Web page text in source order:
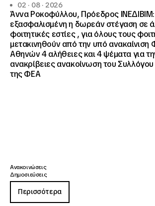
02 · 08 · 2026
Άννα Ροκοφύλλου, Πρόεδρος ΙΝΕΔΙΒΙΜ:
εξασφαλισμένη η δωρεάν στέγαση σε
φοιτητικές εστίες , για όλους τους
μετακινηθούν από την υπό ανακαίνιση
Αθηνών 4 αλήθειες και 4 ψέματα για
ανακρίβειες ανακοίνωση του
της ΦΕΑ
Ανακοινώσεις
Δημοσιεύσεις
Περισσότερα